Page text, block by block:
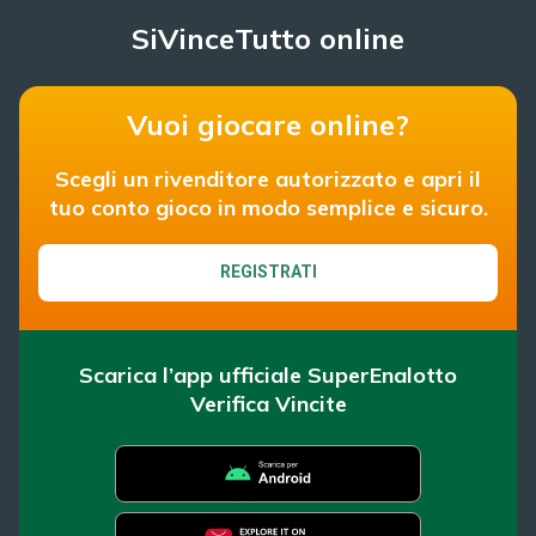
SiVinceTutto online
Vuoi giocare online?
Scegli un rivenditore autorizzato e apri il
tuo conto gioco in modo semplice e sicuro.
REGISTRATI
Scarica l’app ufficiale SuperEnalotto
Verifica Vincite